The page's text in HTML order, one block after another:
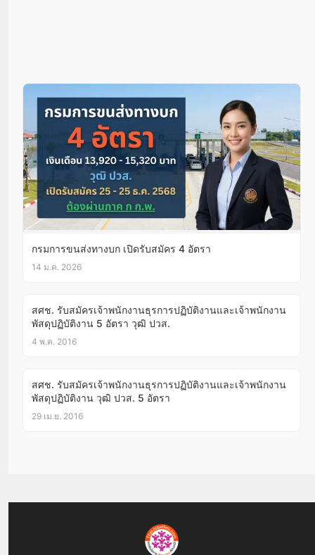
กรมการขนส่งทางบก เปิดรับสมัคร 4 อัตรา
14 ม.ค. 2026
สศช. รับสมัครเจ้าพนักงานธุรการปฏิบัติงานและเจ้าพนักงาน
พัสดุปฏิบัติงาน 5 อัตรา วุฒิ ปวส.
4 พ.ค. 2016
สศช. รับสมัครเจ้าพนักงานธุรการปฏิบัติงานและเจ้าพนักงาน
พัสดุปฏิบัติงาน วุฒิ ปวส. 5 อัตรา
29 เม.ย. 2016